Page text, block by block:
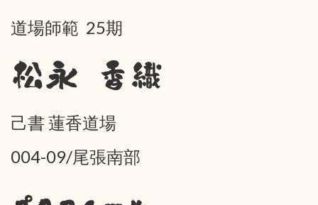
道場師範 25期
松永 香織
己書 蓮香道場
004-09/尾張南部